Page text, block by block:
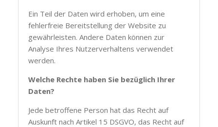
Ein Teil der Daten wird erhoben, um eine
fehlerfreie Bereitstellung der Website zu
gewährleisten. Andere Daten können zur
Analyse Ihres Nutzerverhaltens verwendet
werden.
Welche Rechte haben Sie bezüglich Ihrer
Daten?
Jede betroffene Person hat das Recht auf
Auskunft nach Artikel 15 DSGVO, das Recht auf